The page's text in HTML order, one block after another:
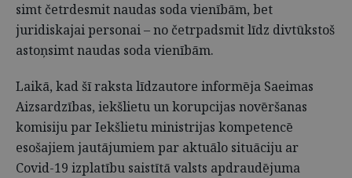
simt četrdesmit naudas soda vienībām, bet
juridiskajai personai – no četrpadsmit līdz divtūkstoš
astoņsimt naudas soda vienībām.
Laikā, kad šī raksta līdzautore informēja Saeimas
Aizsardzības, iekšlietu un korupcijas novēršanas
komisiju par Iekšlietu ministrijas kompetencē
esošajiem jautājumiem par aktuālo situāciju ar
Covid-19 izplatību saistītā valsts apdraudējuma